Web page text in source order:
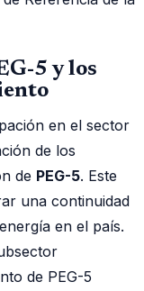
5 y los
en el sector
de los
de PEG-5. Este
una continuidad
en el país.
de PEG-5